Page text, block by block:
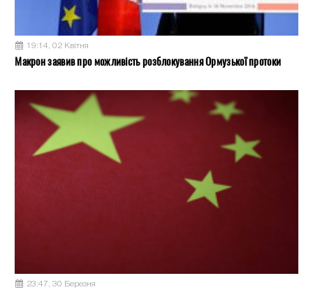
19:14, 02 Квітня
Макрон заявив про можливість розблокування Ормузької протоки
23:47, 30 Березня